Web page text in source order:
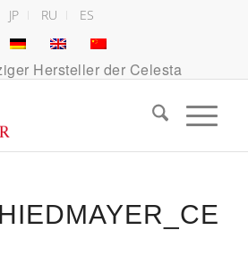
JP RU ES
Hersteller der Celesta